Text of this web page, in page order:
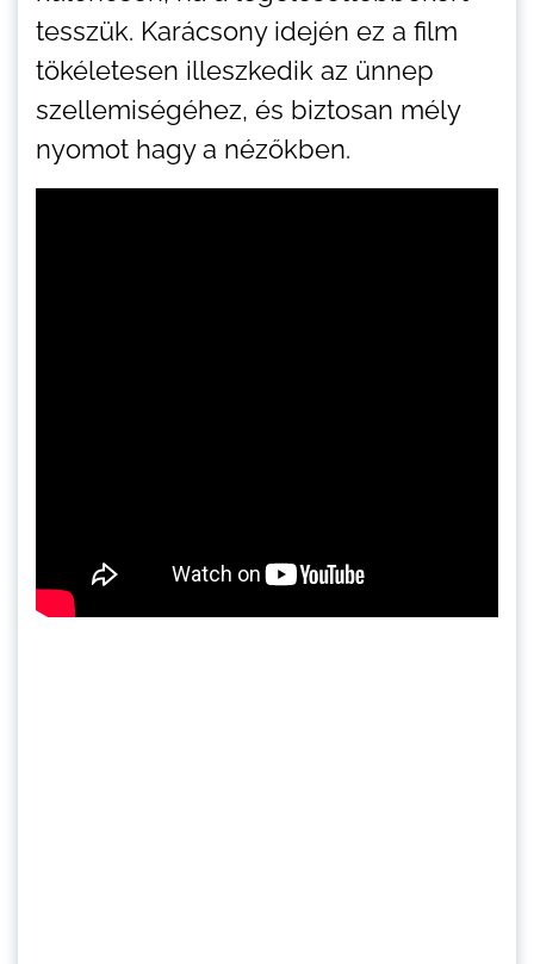
tesszük. Karácsony idején ez a film
tökéletesen illeszkedik az ünnep
szellemiségéhez, és biztosan mély
nyomot hagy a nézőkben.